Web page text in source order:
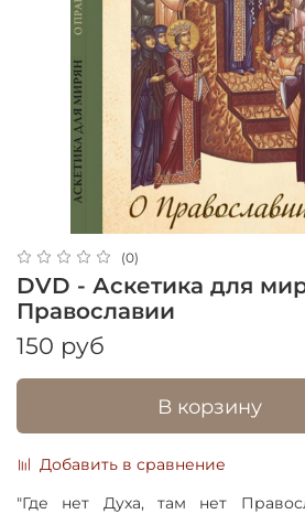
(0)
DVD - Аскетика для
Православии
150 руб
В корзину
Добавить в сравнение
"Где нет Духа, там нет